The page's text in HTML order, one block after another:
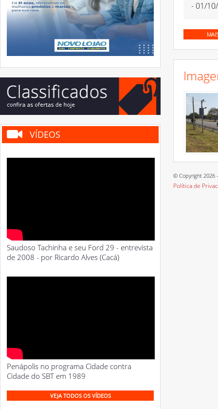
VÍDEOS
Saudoso Tachinha e seu Ford 29 - entrevista
de 2008 - por Ricardo Alves (Cacá)
Penápolis no programa Cidade contra
Cidade do SBT em 1989
VEJA TODOS OS VÍDEOS
- 01/
© Copyright 2026
Política de